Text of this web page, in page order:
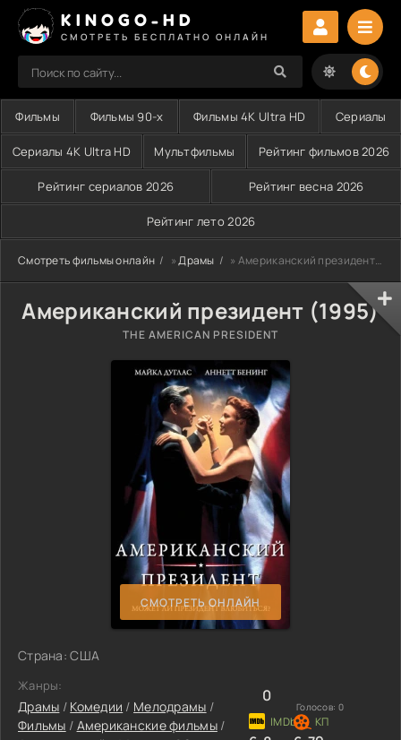
KINOGO-HD
СМОТРЕТЬ БЕСПЛАТНО ОНЛАЙН
Фильмы Фильмы 90-х Фильмы 4K Ultra HD Сериалы
Сериалы 4K Ultra HD Мультфильмы Рейтинг фильмов 2026
Рейтинг сериалов 2026 Рейтинг весна 2026
Рейтинг лето 2026
Смотреть фильмы онлайн »Драмы » Американский президент (1995)
Американский президент (1995)
THE AMERICAN PRESIDENT
СМОТРЕТЬ ОНЛАЙН
Страна: США
Жанры:
Драмы / Комедии / Мелодрамы /
Фильмы / Американские фильмы/
0
Голосов: 0